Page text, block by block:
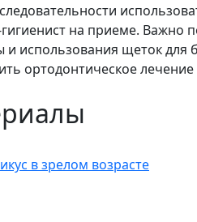
на приеме. Важно
использования щеток для
ортодонтическое
в зрелом возрасте